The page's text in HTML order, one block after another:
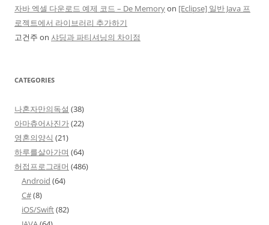
자바 엑셀 다운로드 예제 코드 – De Memoryon [Eclipse] 일반 Java 프
로젝트에서 라이브러리 추가하기
고건주 on 샤딩과 파티셔닝의 차이점
CATEGORIES
나혼자만의독설 (38)
아마츄어사진가(22)
영혼의양식 (21)
하루를살아가며 (64)
허접프로그래머 (486)
Android (64)
C#(8)
iOS/Swift(82)